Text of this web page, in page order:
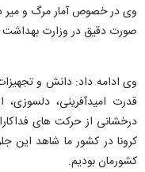
وی در خصوص آمار مرگ و میر
صورت دقیق در وزارت
وی ادامه داد: دانش و
قدرت امیدآفرینی،
درخشانی از حرکت های
کرونا در کشور ما شاهد این
کشورمان بودیم.